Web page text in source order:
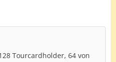
Tourcardholder, 64 von